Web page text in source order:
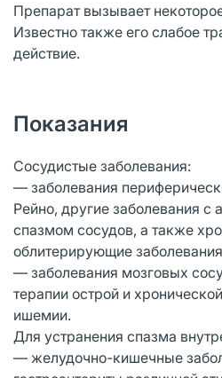
Препарат вызывает
Известно также его слабое
действие.
Показания
Сосудистые заболевания:
— заболевания
Рейно, другие заболевания с
спазмом сосудов, а также
облитерирующие
— заболевания мозговых
терапии острой и
ишемии.
Для устранения спазма
— желудочно-кишечные